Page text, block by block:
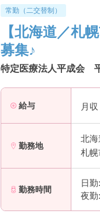
・生活に寄り添ったケアが
→ 患者様とじっくり向き合
■ 駅チカ1分！通勤ラクラク
毎日の通勤もストレスフ
→ 天候に左右されにくい好
メリハリのある働き方が
・残業月10時間以内
→ プライベートも大切に
常勤（二交替制）
【北海道／札
募集♪
特定医療法人平成会
給与 月収
勤務地
北海
札幌
勤務時間
日
夜勤